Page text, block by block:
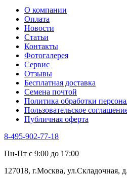
О компании
Оплата
Новости
Статьи
Контакты
Фотогалерея​
Сервис
Отзывы
Бесплатная доставка
Семена почтой
Политика обработки
Пользовательское
Публичная оферта
8-495-902-77-18
Пн-Пт с 9:00 до 17:00
127018, г.Москва, ул.Складочная,